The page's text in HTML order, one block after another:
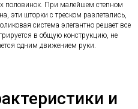
половинок. При малейшем степном
эти шторки с треском разлетались,
система элегантно решает все
в общую конструкцию, не
одним движением руки.
и